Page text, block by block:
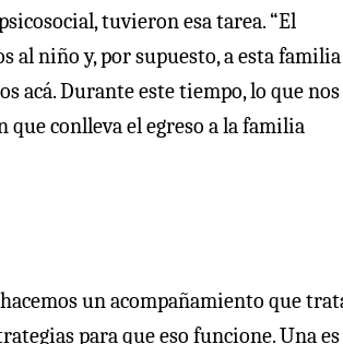
tuvieron esa tarea. “El
al niño y, por supuesto, a esta
acá. Durante este tiempo, lo que
conlleva el egreso a la familia
un acompañamiento que
para que eso funcione. Una